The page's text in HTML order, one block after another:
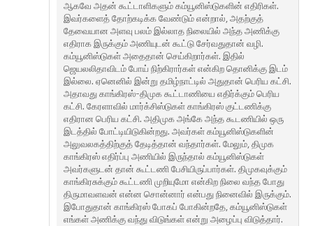
ஆகவே அதன் கூட்டாளிகளும் கம்யூனிஸ்டுகளின் எதிரிகள்.
இவர்களைத் தோற்கடிக்க வேண்டும் என்றால், அதற்குத்
தேவையான அளவு பலம் இல்லாத நிலையில் அந்த அணிக்கு
எதிராக இருக்கும் அணியுடன் கூட்டு சேர்வதுதான் வழி.
கம்யூனிஸ்டுகள் அதைதான் செய்கிறார்கள். இதில்
ஜெயலலிதாவிடம் போய் நிற்கிரார்கள் என்கிற தொனிக்கு இடம்
இல்லை. ஏனெனில் இன்று தமிழ்நாட்டில் அதுதான் பெரிய கட்சி.
அதாவது காங்கிரஸ்-திமுக கூட்டாணியை எதிர்க்கும் பெரிய
கட்சி. கேரளாவில் மார்க்சிஸ்டுகள் காங்கிரஸ் குட்டணிக்கு
எதிரான பெரிய கட்சி. அதிமுக அங்கே அந்த கூடணியில் ஒரு
இடத்தில் போட்டியிடுகின்றது. அவர்கள் கம்யூனிஸ்டுகளின்
அலுவலகத்திற்குத் தேடித்தான் வந்தார்கள். மேலும், திமுக
காங்கிரஸ் எதிர்ப்பு அணியில் இருந்தால் கம்யூனிஸ்டுகள்
அவர்களுடன் தான் கூட்டணி பேசியிருப்பார்கள். திமுகவுக்கும்
காங்கிரசுக்கும் கூட்டணி முறியுமோ என்கிற நிலை வந்த போது
திருமாவளவன் என்ன சொன்னார் என்பது நினைவில் இருக்கும்.
இபோதுதான் காங்கிரஸ் போகப் போகின்றதே, கம்யூனிஸ்டுகள்
எங்கள் அணிக்கு வந்து விடுங்கள் என்று அழைப்பு விடுத்தார்.